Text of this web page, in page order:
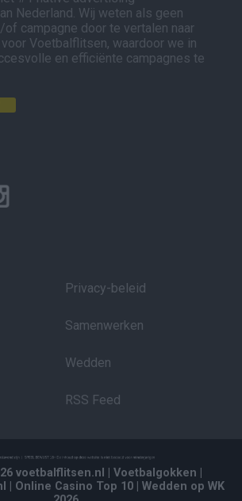
Nederland. Wij weten als geen
of campagne door te vertalen naar
Voetbalflitsen, waardoor we in
en efficiënte campagnes te
Privacy-beleid
Samenwerken
Wedden
RSS Feed
voetbalflitsen.nl | Voetbalgokken
| Online Casino Top 10 | Wedden op WK